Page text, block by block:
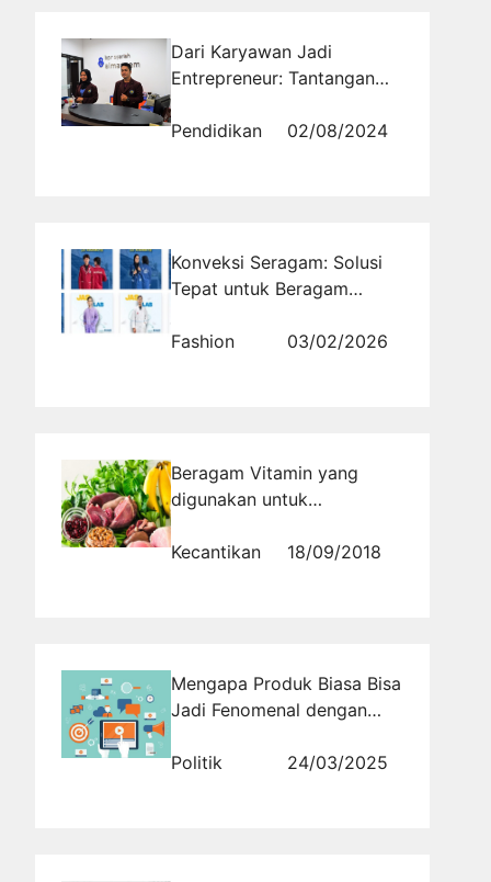
Dari Karyawan Jadi
Entrepreneur: Tantangan
Pendidikan
02/08/2024
Konveksi Seragam: Solusi
Tepat untuk Beragam
dan Custom
Fashion 03/02/2026
Beragam Vitamin yang
digunakan untuk
Kecantikan
18/09/2018
Mengapa Produk Biasa Bisa
Jadi Fenomenal dengan
Politik
24/03/2025